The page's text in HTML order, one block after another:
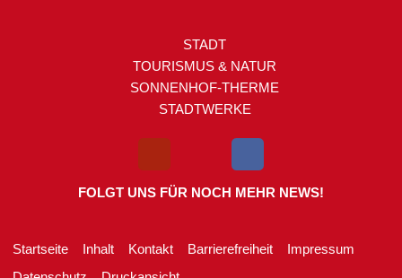
STADT
TOURISMUS & NATUR
SONNENHOF-THERME
STADTWERKE
FOLGT UNS FÜR NOCH MEHR NEWS!
Startseite Inhalt Kontakt Barrierefreiheit
Impressum